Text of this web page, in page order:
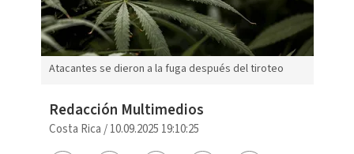
Atacantes se dieron a la fuga después del tiroteo
Redacción Multimedios
Costa Rica /10.09.2025 19:10:25